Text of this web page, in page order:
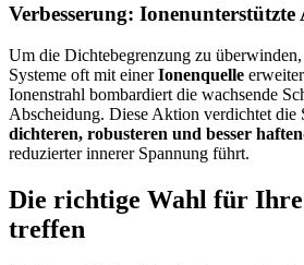
Verbesserung:
Um die Dichtebegrenzung zu
Systeme oft mit einerIonenquelle
Ionenstrahl bombardiert die wachsende
Abscheidung. Diese Aktion verdichtet die
dichteren, robusteren und besser
reduzierter innerer Spannung führt.
Die richtige Wahl für
treffen